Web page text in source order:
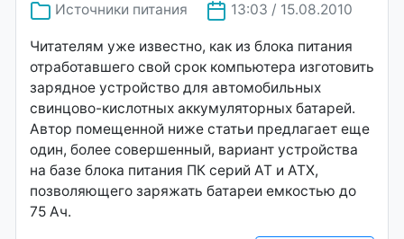
Источники питания 13:03 / 15.08.2010
Читателям уже известно, как из блока питания
отработавшего свой срок компьютера изготовить
зарядное устройство для автомобильных
свинцово-кислотных аккумуляторных батарей.
Автор помещенной ниже статьи предлагает еще
один, более совершенный, вариант устройства
на базе блока питания ПК серий AT и АТХ,
позволяющего заряжать батареи емкостью до
75 Ач.